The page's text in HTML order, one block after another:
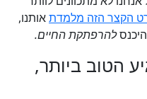
הקצר הזה מלמדתאותנו,
להרפתקת החיים.
הטוב ביותר,